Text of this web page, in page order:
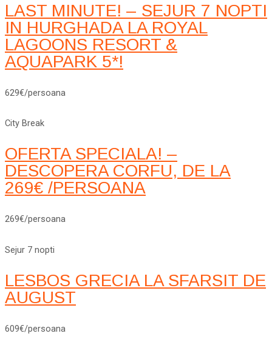
LAST MINUTE! – SEJUR 7 NOPTI
IN HURGHADA LA ROYAL
LAGOONS RESORT &
AQUAPARK 5*!
629€/persoana
City Break
OFERTA SPECIALA! –
DESCOPERA CORFU, DE LA
269€ /PERSOANA
269€/persoana
Sejur 7 nopti
LESBOS GRECIA LA SFARSIT DE
AUGUST
609€/persoana